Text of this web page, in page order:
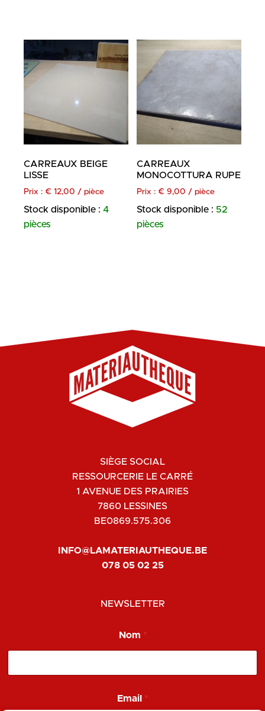
CARREAUX BEIGE
LISSE
Prix : € 12,00 / pièce
Stock disponible : 4
pièces
CARREAUX
MONOCOTTURA RUPE
Prix : € 9,00 / pièce
Stock disponible : 52
pièces
SIÈGE SOCIAL
RESSOURCERIE LE CARRÉ
1 AVENUE DES PRAIRIES
7860 LESSINES
BE0869.575.306
INFO@LAMATERIAUTHEQUE.BE
078 05 02 25
NEWSLETTER
m
a
E
Nom *
Email *